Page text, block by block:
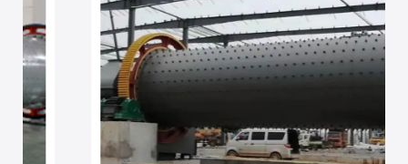
Tělo dlaždic Integrální